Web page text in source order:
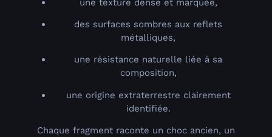
une texture dense et marquée,
des surfaces sombres aux reflets
métalliques,
une résistance naturelle liée à sa
composition,
une origine extraterrestre clairement
identifiée.
Chaque fragment raconte un choc ancien, un